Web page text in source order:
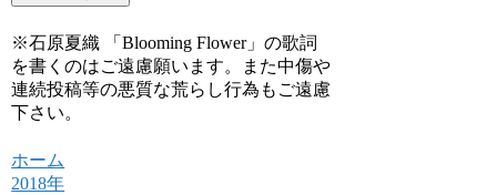
※石原夏織 「Blooming Flower」の歌詞
を書くのはご遠慮願います。また中傷や
連続投稿等の悪質な荒らし行為もご遠慮
下さい。
ホーム
2018年